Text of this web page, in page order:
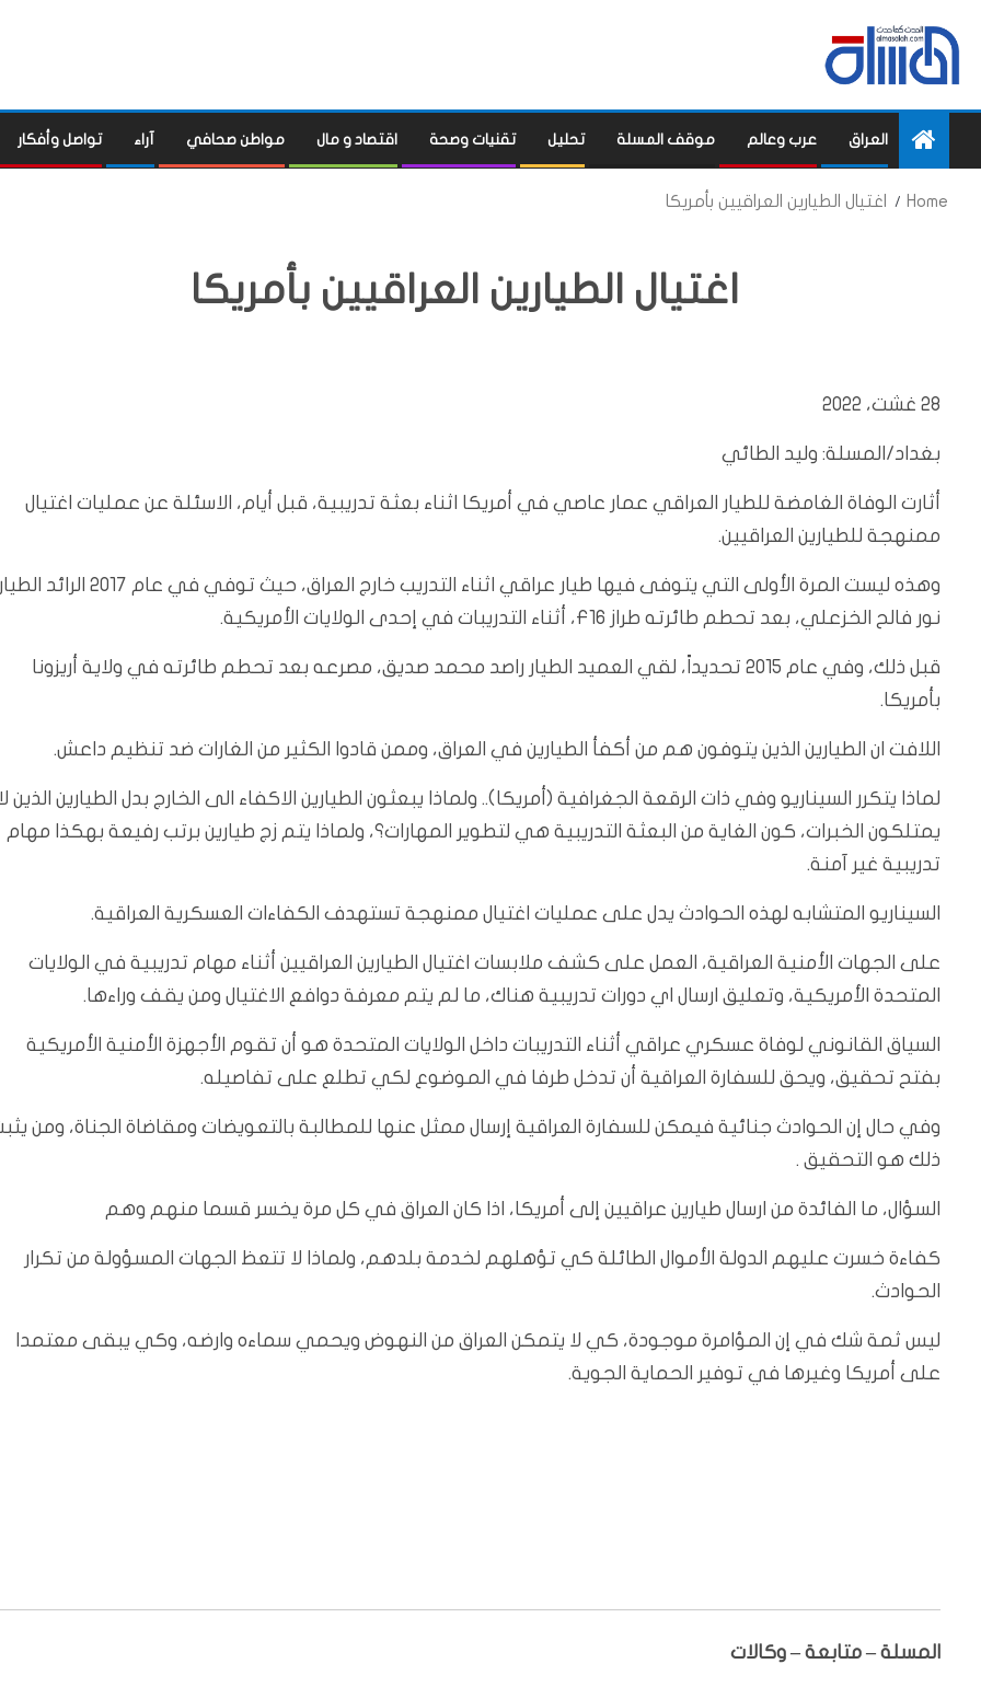
العراق عرب وعالم موقف المسلة تحليل تقنيات وصحة اقتصاد و مال مواطن صحافي آراء تواصل وأفكار
Home اغتيال الطيارين العراقيين بأمريكا
اغتيال الطيارين العراقيين بأمريكا
28 غشت، 2022
بغداد/المسلة: وليد الطائي
أثارت الوفاة الغامضة للطيار العراقي عمار عاصي في أمريكا اثناء بعثة تدريبية، قبل أيام، الاسئلة عن عمليات اغتيال
ممنهجة للطيارين العراقيين.
وهذه ليست المرة الأولى التي يتوفى فيها طيار عراقي اثناء التدريب خارج العراق، حيث توفي في عام 2017
نور فالح الخزعلي، بعد تحطم طائرته طراز F16، أثناء التدريبات في إحدى الولايات الأمريكية.
قبل ذلك، وفي عام 2015 تحديداً، لقي العميد الطيار راصد محمد صديق، مصرعه بعد تحطم طائرته في ولاية أريزونا
بأمريكا.
اللافت ان الطيارين الذين يتوفون هم من أكفأ الطيارين في العراق، وممن قادوا الكثير من الغارات ضد تنظيم داعش.
لماذا يتكرر السيناريو وفي ذات الرقعة الجغرافية (أمريكا).. ولماذا يبعثون الطيارين الاكفاء الى الخارج بدل الطيارين الذين
يمتلكون الخبرات، كون الغاية من البعثة التدريبية هي لتطوير المهارات؟، ولماذا يتم زج طيارين برتب رفيعة بهكذا مهام
تدريبية غير آمنة.
السيناريو المتشابه لهذه الحوادث يدل على عمليات اغتيال ممنهجة تستهدف الكفاءات العسكرية العراقية.
على الجهات الأمنية العراقية، العمل على كشف ملابسات اغتيال الطيارين العراقيين أثناء مهام تدريبية في الولايات
المتحدة الأمريكية، وتعليق ارسال اي دورات تدريبية هناك، ما لم يتم معرفة دوافع الاغتيال ومن يقف وراءها.
السياق القانوني لوفاة عسكري عراقي أثناء التدريبات داخل الولايات المتحدة هو أن تقوم الأجهزة الأمنية الأمريكية
بفتح تحقيق، ويحق للسفارة العراقية أن تدخل طرفا في الموضوع لكي تطلع على تفاصيله.
وفي حال إن الحوادث جنائية فيمكن للسفارة العراقية إرسال ممثل عنها للمطالبة بالتعويضات ومقاضاة الجناة، ومن
ذلك هو التحقيق .
السؤال، ما الفائدة من ارسال طيارين عراقيين إلى أمريكا، اذا كان العراق في كل مرة يخسر قسما منهم وهم
كفاءة خسرت عليهم الدولة الأموال الطائلة كي تؤهلهم لخدمة بلدهم، ولماذا لا تتعظ الجهات المسؤولة من تكرار
الحوادث.
ليس ثمة شك في إن المؤامرة موجودة، كي لا يتمكن العراق من النهوض ويحمي سماءه وارضه، وكي يبقى معتمدا
على أمريكا وغيرها في توفير الحماية الجوية.
المسلة – متابعة – وكالات